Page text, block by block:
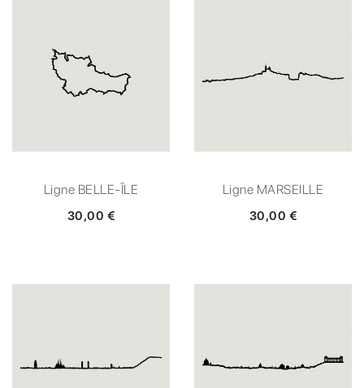
Ligne BELLE-ÎLE
30,00 €
Ligne MARSEILLE
30,00 €